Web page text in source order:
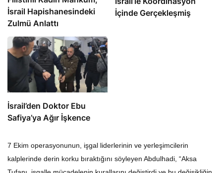
İsrail Hapishanesindeki
Zulmü Anlattı
İçinde Gerçekleşmiş
İsrail’den Doktor Ebu
Safiya’ya Ağır İşkence
7 Ekim operasyonunun, işgal liderlerinin ve yerleşimcilerin
kalplerinde derin korku bıraktığını söyleyen Abdulhadi, “Aksa
Tufanı, işgalle mücadelenin kurallarını değiştirdi ve bu değişikliğin